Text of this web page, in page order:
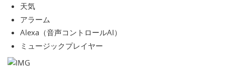
天気
アラーム
Alexa（音声コントロールAI）
ミュージックプレイヤー